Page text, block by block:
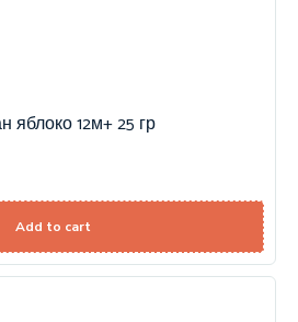
яблоко 12м+ 25 гр
Add to cart